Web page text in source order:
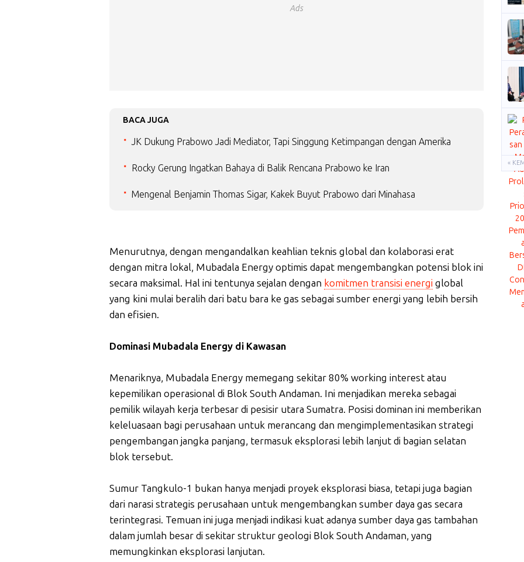
Ads
BACA JUGA
JK Dukung Prabowo Jadi Mediator, Tapi Singgung Ketimpangan dengan Amerika
Rocky Gerung Ingatkan Bahaya di Balik Rencana Prabowo ke Iran
Mengenal Benjamin Thomas Sigar, Kakek Buyut Prabowo dari Minahasa
Menurutnya, dengan mengandalkan keahlian teknis global dan kolaborasi erat
dengan mitra lokal, Mubadala Energy optimis dapat mengembangkan potensi blok ini
secara maksimal. Hal ini tentunya sejalan dengan komitmen transisi energi global
yang kini mulai beralih dari batu bara ke gas sebagai sumber energi yang lebih bersih
dan efisien.
Dominasi Mubadala Energy di Kawasan
Menariknya, Mubadala Energy memegang sekitar 80% working interest atau
kepemilikan operasional di Blok South Andaman. Ini menjadikan mereka sebagai
pemilik wilayah kerja terbesar di pesisir utara Sumatra. Posisi dominan ini memberikan
keleluasaan bagi perusahaan untuk merancang dan mengimplementasikan strategi
pengembangan jangka panjang, termasuk eksplorasi lebih lanjut di bagian selatan
blok tersebut.
Sumur Tangkulo-1 bukan hanya menjadi proyek eksplorasi biasa, tetapi juga bagian
dari narasi strategis perusahaan untuk mengembangkan sumber daya gas secara
terintegrasi. Temuan ini juga menjadi indikasi kuat adanya sumber daya gas tambahan
dalam jumlah besar di sekitar struktur geologi Blok South Andaman, yang
memungkinkan eksplorasi lanjutan.
«